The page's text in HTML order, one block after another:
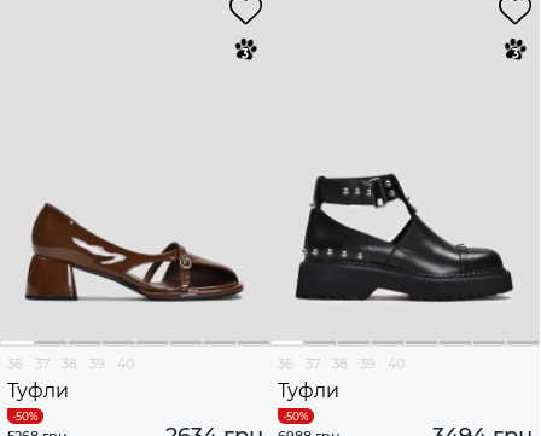
36 37 38 39 40
Туфли
36 37 38 39 40
Туфли